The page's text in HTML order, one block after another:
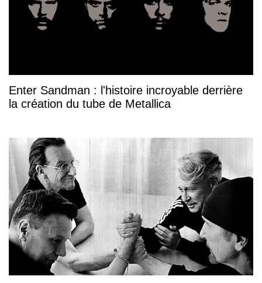
Enter Sandman : l'histoire incroyable derrière
la création du tube de Metallica